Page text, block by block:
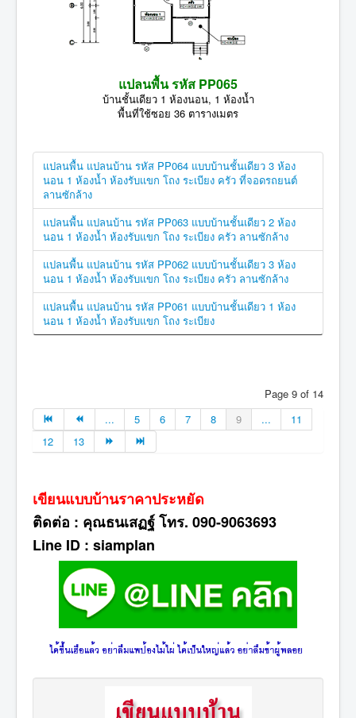
แปลนพื้น รหัส PP065
บ้านชั้นเดียว 1 ห้องนอน, 1 ห้องน้ำ
พื้นที่ใช้ซอย 36 ตารางเมตร
แปลนพื้น แปลนบ้าน รหัส PP064 แบบบ้านชั้นเดียว 3 ห้อง
นอน 1 ห้องน้ำ ห้องรับแขก โถง ระเบียง ครัว ที่จอดรถยนต์
ลานซักล้าง
แปลนพื้น แปลนบ้าน รหัส PP063 แบบบ้านชั้นเดียว 2 ห้อง
นอน 1 ห้องน้ำ ห้องรับแขก โถง ระเบียง ครัว ลานซักล้าง
แปลนพื้น แปลนบ้าน รหัส PP062 แบบบ้านชั้นเดียว 3 ห้อง
นอน 1 ห้องน้ำ ห้องรับแขก โถง ระเบียง ครัว ลานซักล้าง
แปลนพื้น แปลนบ้าน รหัส PP061 แบบบ้านชั้นเดียว 1 ห้อง
นอน 1 ห้องน้ำ ห้องรับแขก โถง ระเบียง
Page 9 of 14
...
5 6 7 8 9 ...
11
12
13
เขียนแบบบ้านราคาประหยัด
ติดต่อ : คุณธนเสฏฐ์ โทร. 090-9063693
Line ID : siamplan